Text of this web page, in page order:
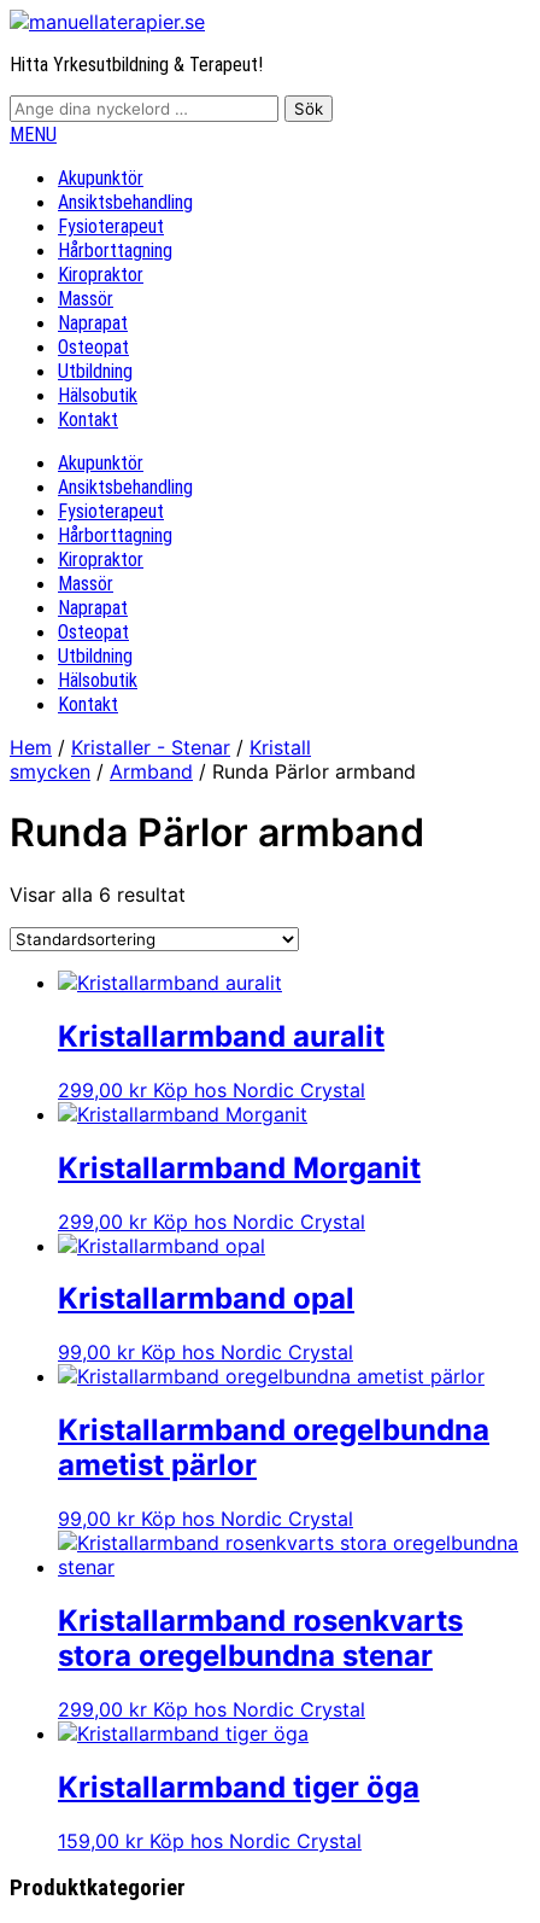
Hitta Yrkesutbildning & Terapeut!
MENU
Akupunktör
Ansiktsbehandling
Fysioterapeut
Hårborttagning
Kiropraktor
Massör
Naprapat
Osteopat
Utbildning
Hälsobutik
Kontakt
Akupunktör
Ansiktsbehandling
Fysioterapeut
Hårborttagning
Kiropraktor
Massör
Naprapat
Osteopat
Utbildning
Hälsobutik
Kontakt
Hem / Kristaller - Stenar / Kristall
smycken / Armband / Runda Pärlor armband
Runda Pärlor armband
Visar alla 6 resultat
Kristallarmband auralit
299,00 kr Köp hos Nordic Crystal
Kristallarmband Morganit
299,00 kr Köp hos Nordic Crystal
Kristallarmband opal
99,00 kr Köp hos Nordic Crystal
Kristallarmband oregelbundna
ametist pärlor
99,00 kr Köp hos Nordic Crystal
Kristallarmband rosenkvarts
stora oregelbundna stenar
299,00 kr Köp hos Nordic Crystal
Kristallarmband tiger öga
159,00 kr Köp hos Nordic Crystal
Produktkategorier